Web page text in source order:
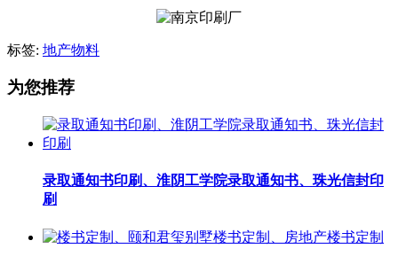
标签: 地产物料
为您推荐
录取通知书印刷、淮阴工学院录取通知书、珠光信封印
刷